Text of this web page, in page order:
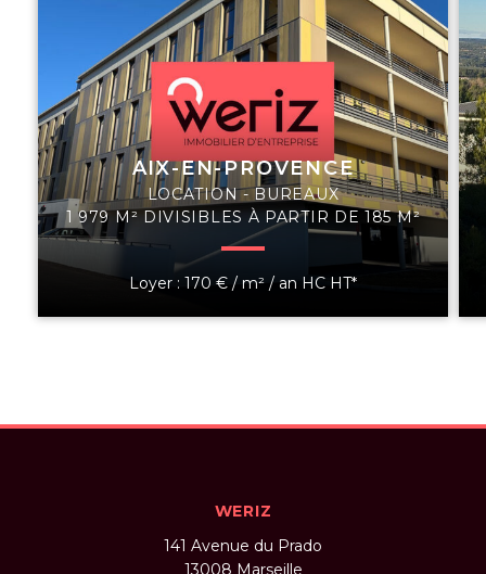
AIX-EN-PROVENCE
LOCATION - BUREAUX
1 979 M² DIVISIBLES À PARTIR DE 185 M²
Loyer : 170 € / m² / an HC HT*
WERIZ
141 Avenue du Prado
13008 Marseille